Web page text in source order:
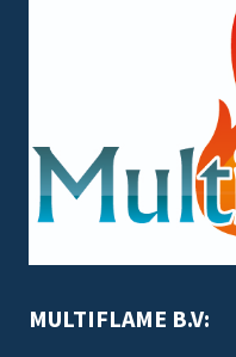
MULTIFLAME B.V: